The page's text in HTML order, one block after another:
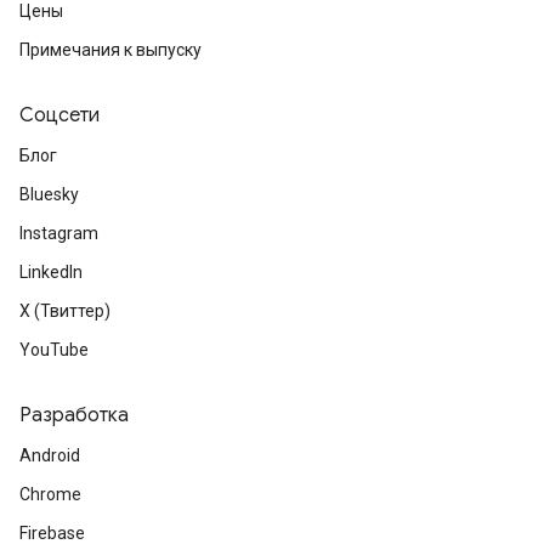
Цены
Примечания к выпуску
Соцсети
Блог
Bluesky
Instagram
LinkedIn
X (Твиттер)
YouTube
Разработка
Android
Chrome
Firebase